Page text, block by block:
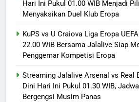
Hari Ini Pukul 01.00 WIB Menjadi
Menyaksikan Duel Klub Eropa
KuPS vs U Craiova Liga Eropa
22.00 WIB Bersama Jalalive Siap
Penggemar Kompetisi Eropa
Streaming Jalalive Arsenal vs Real
Dini Hari Ini Pukul 01.30 WIB,
Bergengsi Musim Panas